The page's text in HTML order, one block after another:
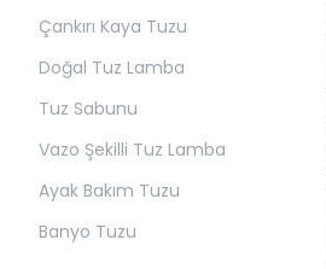
Çankırı Kaya Tuzu
Doğal Tuz Lamba
Tuz Sabunu
Vazo Şekilli Tuz Lamba
Ayak Bakım Tuzu
Banyo Tuzu